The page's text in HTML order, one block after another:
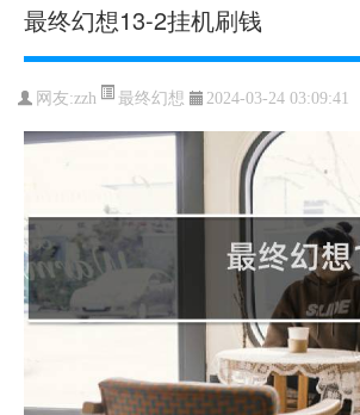
最终幻想13-2挂机刷钱
网友:zzh 最终幻想 2024-03-24 03:09:41